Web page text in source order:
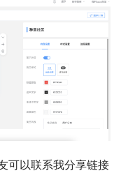
可以联系我分享链接